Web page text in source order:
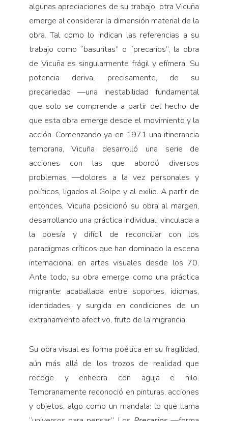
algunas apreciaciones de su trabajo, otra Vicuña
emerge al considerar la dimensión material de la
obra. Tal como lo indican las referencias a su
trabajo como “basuritas” o “precarios”, la obra
de Vicuña es singularmente frágil y efímera. Su
potencia deriva, precisamente, de su
precariedad —una inestabilidad fundamental
que solo se comprende a partir del hecho de
que esta obra emerge desde el movimiento y la
acción. Comenzando ya en 1971 una itinerancia
temprana, Vicuña desarrolló una serie de
acciones con las que abordó diversos
problemas —dolores a la vez personales y
políticos, ligados al Golpe y al exilio. A partir de
entonces, Vicuña posicionó su obra al margen,
desarrollando una práctica individual, vinculada a
la poesía y difícil de reconciliar con los
paradigmas críticos que han dominado la escena
internacional en artes visuales desde los 70.
Ante todo, su obra emerge como una práctica
migrante: acaballada entre soportes, idiomas,
identidades, y surgida en condiciones de un
extrañamiento afectivo, fruto de la migrancia.
Su obra visual es forma poética en su fragilidad,
aún más allá de los trozos de realidad que
recoge y enhebra con aguja e hilo.
Tempranamente reconoció en pinturas, acciones
y objetos, algo como un mandala: lo que llama